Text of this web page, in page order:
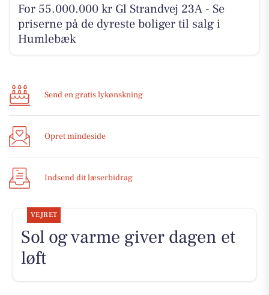
For 55.000.000 kr Gl Strandvej 23A - Se
priserne på de dyreste boliger til salg i
Humlebæk
Send en gratis lykønskning
Opret mindeside
Indsend dit læserbidrag
VEJRET
Sol og varme giver dagen et
løft